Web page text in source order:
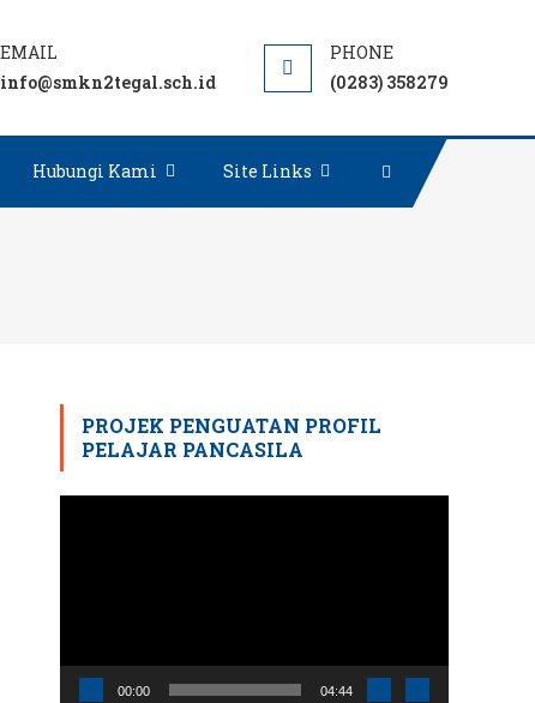
info@smkn2tegal.sch.id (0283) 358279
Hubungi Kami Site Links
PROJEK PENGUATAN PROFIL
PELAJAR PANCASILA
00:00 04:44